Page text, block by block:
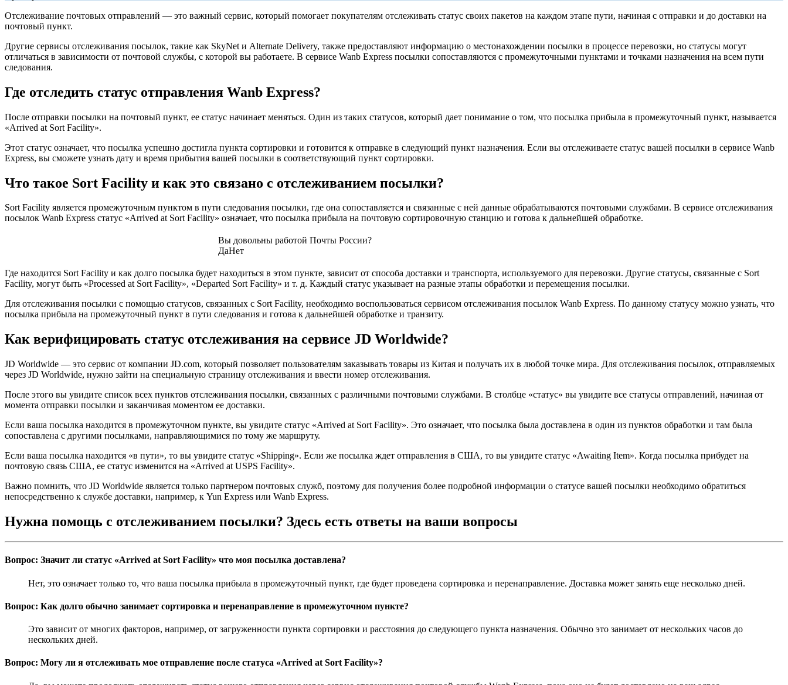
Отслеживание почтовых отправлений — это важный сервис, который помогает покупателям отслеживать статус своих пакетов на каждом этапе пути, начиная с отправки и до доставки на
почтовый пункт.
Другие сервисы отслеживания посылок, такие как SkyNet и Alternate Delivery, также предоставляют информацию о местонахождении посылки в процессе перевозки, но статусы могут
отличаться в зависимости от почтовой службы, с которой вы работаете. В сервисе Wanb Express посылки сопоставляются с промежуточными пунктами и точками назначения на всем пути
следования.
Где отследить статус отправления Wanb Express?
После отправки посылки на почтовый пункт, ее статус начинает меняться. Один из таких статусов, который дает понимание о том, что посылка прибыла в промежуточный пункт, называется
«Arrived at Sort Facility».
Этот статус означает, что посылка успешно достигла пункта сортировки и готовится к отправке в следующий пункт назначения. Если вы отслеживаете статус вашей посылки в сервисе Wanb
Express, вы сможете узнать дату и время прибытия вашей посылки в соответствующий пункт сортировки.
Что такое Sort Facility и как это связано с отслеживанием посылки?
Sort Facility является промежуточным пунктом в пути следования посылки, где она сопоставляется и связанные с ней данные обрабатываются почтовыми службами. В сервисе отслеживания
посылок Wanb Express статус «Arrived at Sort Facility» означает, что посылка прибыла на почтовую сортировочную станцию и готова к дальнейшей обработке.
Вы довольны работой Почты России?
ДаНет
Где находится Sort Facility и как долго посылка будет находиться в этом пункте, зависит от способа доставки и транспорта, используемого для перевозки. Другие статусы, связанные с Sort
Facility, могут быть «Processed at Sort Facility», «Departed Sort Facility» и т. д. Каждый статус указывает на разные этапы обработки и перемещения посылки.
Для отслеживания посылки с помощью статусов, связанных с Sort Facility, необходимо воспользоваться сервисом отслеживания посылок Wanb Express. По данному статусу можно узнать, что
посылка прибыла на промежуточный пункт в пути следования и готова к дальнейшей обработке и транзиту.
Как верифицировать статус отслеживания на сервисе JD Worldwide?
JD Worldwide — это сервис от компании JD.com, который позволяет пользователям заказывать товары из Китая и получать их в любой точке мира. Для отслеживания посылок, отправляемых
через JD Worldwide, нужно зайти на специальную страницу отслеживания и ввести номер отслеживания.
После этого вы увидите список всех пунктов отслеживания посылки, связанных с различными почтовыми службами. В столбце «статус» вы увидите все статусы отправлений, начиная от
момента отправки посылки и заканчивая моментом ее доставки.
Если ваша посылка находится в промежуточном пункте, вы увидите статус «Arrived at Sort Facility». Это означает, что посылка была доставлена в один из пунктов обработки и там была
сопоставлена с другими посылками, направляющимися по тому же маршруту.
Если ваша посылка находится «в пути», то вы увидите статус «Shipping». Если же посылка ждет отправления в США, то вы увидите статус «Awaiting Item». Когда посылка прибудет на
почтовую связь США, ее статус изменится на «Arrived at USPS Facility».
Важно помнить, что JD Worldwide является только партнером почтовых служб, поэтому для получения более подробной информации о статусе вашей посылки необходимо обратиться
непосредственно к службе доставки, например, к Yun Express или Wanb Express.
Нужна помощь с отслеживанием посылки? Здесь есть ответы на ваши вопросы
Вопрос: Значит ли статус «Arrived at Sort Facility» что моя посылка доставлена?
Нет, это означает только то, что ваша посылка прибыла в промежуточный пункт, где будет проведена сортировка и перенаправление. Доставка может занять еще несколько дней.
Вопрос: Как долго обычно занимает сортировка и перенаправление в промежуточном пункте?
Это зависит от многих факторов, например, от загруженности пункта сортировки и расстояния до следующего пункта назначения. Обычно это занимает от нескольких часов до
нескольких дней.
Вопрос: Могу ли я отслеживать мое отправление после статуса «Arrived at Sort Facility»?